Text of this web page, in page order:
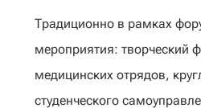
Традиционно в рамках
мероприятия: творческий
медицинских отрядов,
студенческого